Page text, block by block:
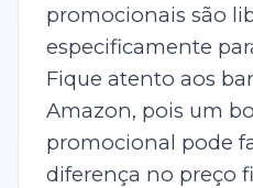
promocionais são
especificamente
Fique atento aos
Amazon, pois um
promocional pode
diferença no preço